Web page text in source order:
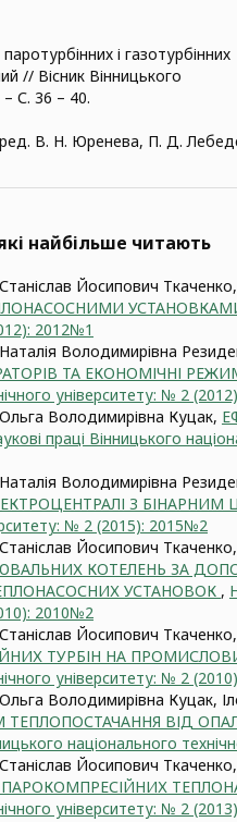
і газотурбінних
// Вісник Вінницького
– С. 36 – 40.
В. Н. Юренева, П. Д.
найбільше читають
Йосипович
2012№1
Володимирівна
ТА ЕКОНОМІЧНІ
університету: № 2
Володимирівна Куцак,
праці Вінницького
Володимирівна
З
№ 2 (2015): 2015№2
Йосипович
КОТЕЛЕНЬ ЗА
УСТАНОВОК ,
2010№2
Йосипович
ТУРБІН НА
університету: № 2
Володимирівна Куцак,
ТЕПЛОПОСТАЧАННЯ ВІД
національного
Йосипович
університету: № 2